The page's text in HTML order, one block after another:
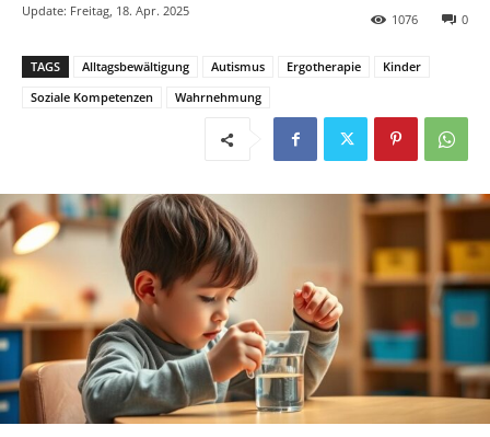
Update: Freitag, 18. Apr. 2025
0
1076
TAGS Alltagsbewältigung Autismus Ergotherapie
Kinder
Soziale Kompetenzen
Wahrnehmung